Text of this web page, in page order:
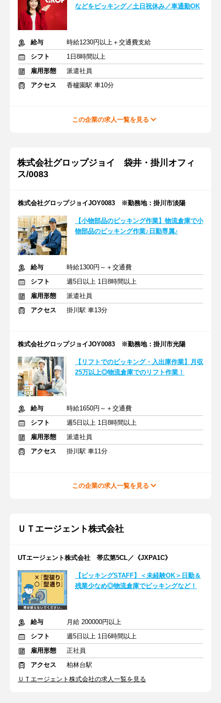
などをピッキング／土日祝休み／車通勤OK
給与
時給1230円以上＋交通費支給
シフト
1日8時間以上
雇用形態
派遣社員
アクセス
香櫨園駅 車10分
この企業の求人一覧を見る
株式会社グロップジョイ 袋井・掛川オフィ
ス/0083
株式会社グロップジョイJOY0083 ※勤務地：掛川市淡陽
【小物部品のピッキング作業】物流倉庫で小
物部品のピッキング作業♪日勤専属♪
給与
時給1300円～＋交通費
シフト
週5日以上 1日8時間以上
雇用形態
派遣社員
アクセス
掛川駅 車13分
株式会社グロップジョイJOY0083 ※勤務地：掛川市光陽
【リフトでのピッキング・入出庫作業】月収
25万以上◎物流倉庫でのリフト作業！
給与
時給1650円～＋交通費
シフト
週5日以上 1日8時間以上
雇用形態
派遣社員
アクセス
掛川駅 車11分
この企業の求人一覧を見る
ＵＴエージェント株式会社
UTエージェント株式会社 帯広第5CL／《JXPA1C》
【ピッキングSTAFF】＜未経験OK＞日勤＆
残業少なめ◎物流倉庫でピッキングなど！
給与
月給 200000円以上
シフト
週5日以上 1日6時間以上
雇用形態
正社員
アクセス
柏林台駅
ＵＴエージェント株式会社の求人一覧を見る